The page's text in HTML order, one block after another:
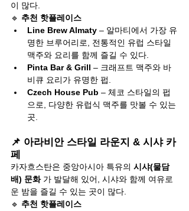
이 많다.
🔹 추천 핫플레이스
Line Brew Almaty – 알마티에서 가장 유
명한 브루어리로, 전통적인 유럽 스타일
맥주와 요리를 함께 즐길 수 있다.
Pinta Bar & Grill – 크래프트 맥주와 바
비큐 요리가 유명한 펍.
Czech House Pub – 체코 스타일의 펍
으로, 다양한 유럽식 맥주를 맛볼 수 있는
곳.
📌 아라비안 스타일 라운지 & 시샤 카
페
카자흐스탄은 중앙아시아 특유의 시샤(물담
배) 문화 가 발달해 있어, 시샤와 함께 여유로
운 밤을 즐길 수 있는 곳이 많다.
🔹 추천 핫플레이스